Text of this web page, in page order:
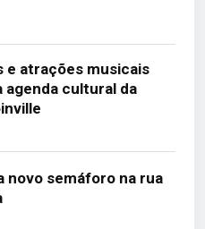
e atrações musicais
agenda cultural da
novo semáforo na rua